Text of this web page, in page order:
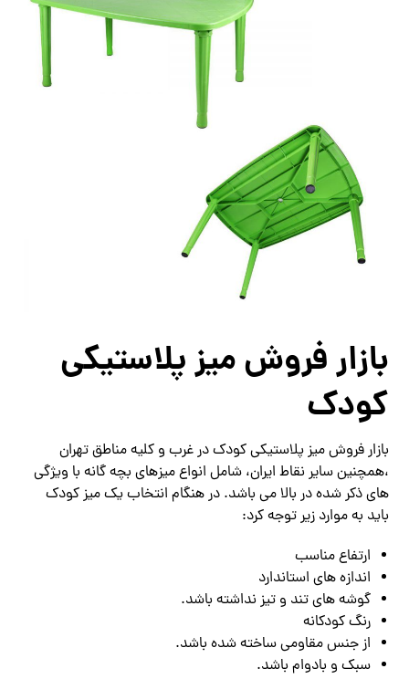
بازار فروش میز پلاستیکی
کودک
بازار فروش میز پلاستیکی کودک در غرب و کلیه مناطق تهران
،همچنین سایر نقاط ایران، شامل انواع میزهای بچه گانه با ویژگی
های ذکر شده در بالا می باشد. در هنگام انتخاب یک میز کودک
باید به موارد زیر توجه کرد:
ارتفاع مناسب
اندازه های استاندارد
گوشه های تند و تیز نداشته باشد.
رنگ کودکانه
از جنس مقاومی ساخته شده باشد.
سبک و بادوام باشد.